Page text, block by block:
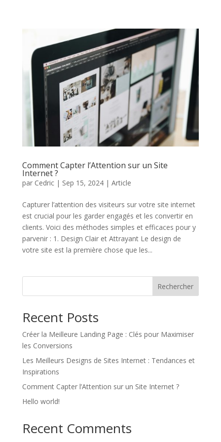
Comment Capter l’Attention sur un Site
Internet ?
par Cedric| Sep 15, 2024| Article
Capturer l’attention des visiteurs sur votre site internet
est crucial pour les garder engagés et les convertir en
clients. Voici des méthodes simples et efficaces pour y
parvenir : 1. Design Clair et Attrayant Le design de
votre site est la première chose que les...
Rechercher
Recent Posts
Créer la Meilleure Landing Page : Clés pour Maximiser
les Conversions
Les Meilleurs Designs de Sites Internet : Tendances et
Inspirations
Comment Capter l’Attention sur un Site Internet ?
Hello world!
Recent Comments